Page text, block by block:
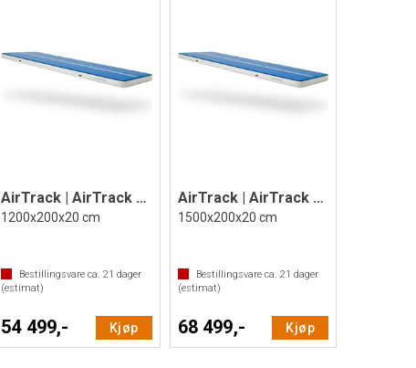
AirTrack | AirTrack P2
1200x200x20 cm
Bestillingsvare ca.21 dager
(estimat)
54 499,- Kjøp
AirTrack | AirTrack P2
1500x200x20 cm
Bestillingsvare ca. 21 dager
(estimat)
68 499,- Kjøp